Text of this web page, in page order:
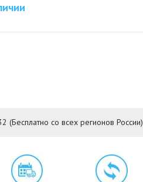
со всех регионов России)